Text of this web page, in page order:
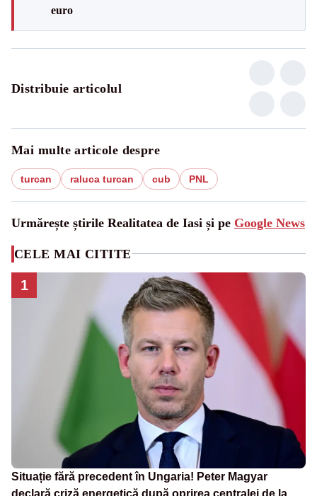
euro
Distribuie articolul
Mai multe articole despre
turcan raluca turcan cub PNL
Urmărește știrile Realitatea de Iasi și pe Google News
CELE MAI CITITE
1
Situație fără precedent în Ungaria! Peter Magyar
declară criză energetică după oprirea centralei de la